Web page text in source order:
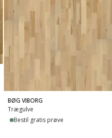
BØG VIBORG
Trægulve
Bestil gratis prøve